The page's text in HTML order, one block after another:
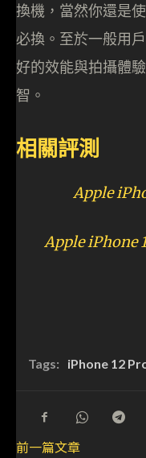
換機，當然你還是
必換。至於一般用
好的效能與拍攝體
智。
相關評測
Apple
Apple iPhone
Tags: iPhone 12
前一篇文章